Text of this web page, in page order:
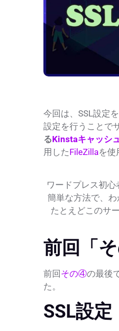
今回は、SSL設定
設定を行うことで
るKinstaキャッシ
用したFileZillaを使
ワードプレス初心
簡単な方法で、
たとえどこのサ
前回「
前回 その④の最後
た。
SSL設定